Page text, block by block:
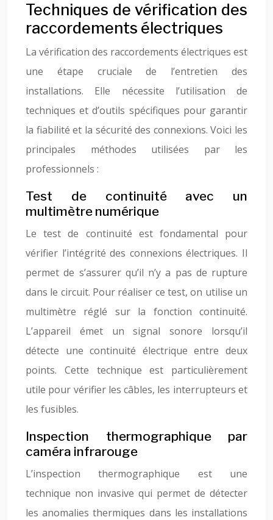
Techniques de vérification des
raccordements électriques
La vérification des raccordements électriques est
une étape cruciale de l’entretien des
installations. Elle nécessite l’utilisation de
techniques et d’outils spécifiques pour garantir
la fiabilité et la sécurité des connexions. Voici les
principales méthodes utilisées par les
professionnels :
Test de continuité avec un
multimètre numérique
Le test de continuité est fondamental pour
vérifier l’intégrité des connexions électriques. Il
permet de s’assurer qu’il n’y a pas de rupture
dans le circuit. Pour réaliser ce test, on utilise un
multimètre réglé sur la fonction continuité.
L’appareil émet un signal sonore lorsqu’il
détecte une continuité électrique entre deux
points. Cette technique est particulièrement
utile pour vérifier les câbles, les interrupteurs et
les fusibles.
Inspection thermographique par
caméra infrarouge
L’inspection thermographique est une
technique non invasive qui permet de détecter
les anomalies thermiques dans les installations